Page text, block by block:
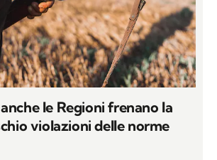
le Regioni frenano la
violazioni delle norme